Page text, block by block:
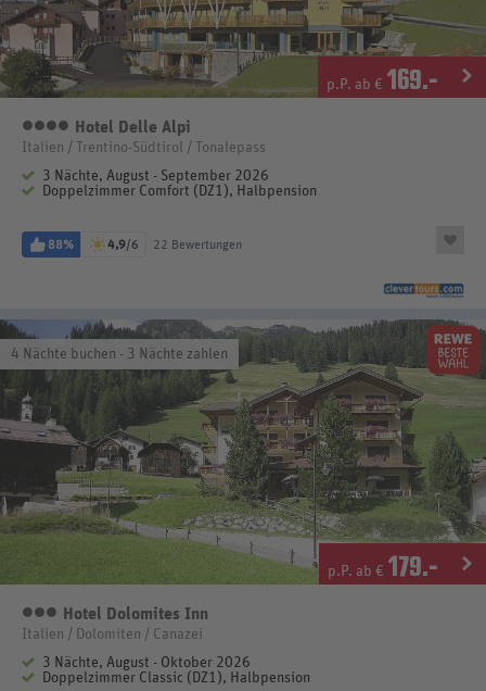
p.P. ab € 169.-
4 Sterne
Hotel Delle Alpi
Italien / Trentino-Südtirol / Tonalepass
3 Nächte, August - September 2026
Doppelzimmer Comfort (DZ1), Halbpension
88% 4,9/6 22 Bewertungen
4 Nächte buchen - 3 Nächte zahlen
p.P. ab € 179.-
3 Sterne
Hotel Dolomites Inn
Italien / Dolomiten / Canazei
3 Nächte, August - Oktober 2026
Doppelzimmer Classic (DZ1), Halbpension